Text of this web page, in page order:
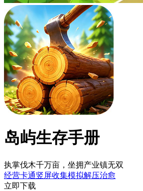
岛屿生存手册
执掌伐木千万亩，坐拥产业镇无双
经营卡通竖屏收集模拟解压治愈
立即下载